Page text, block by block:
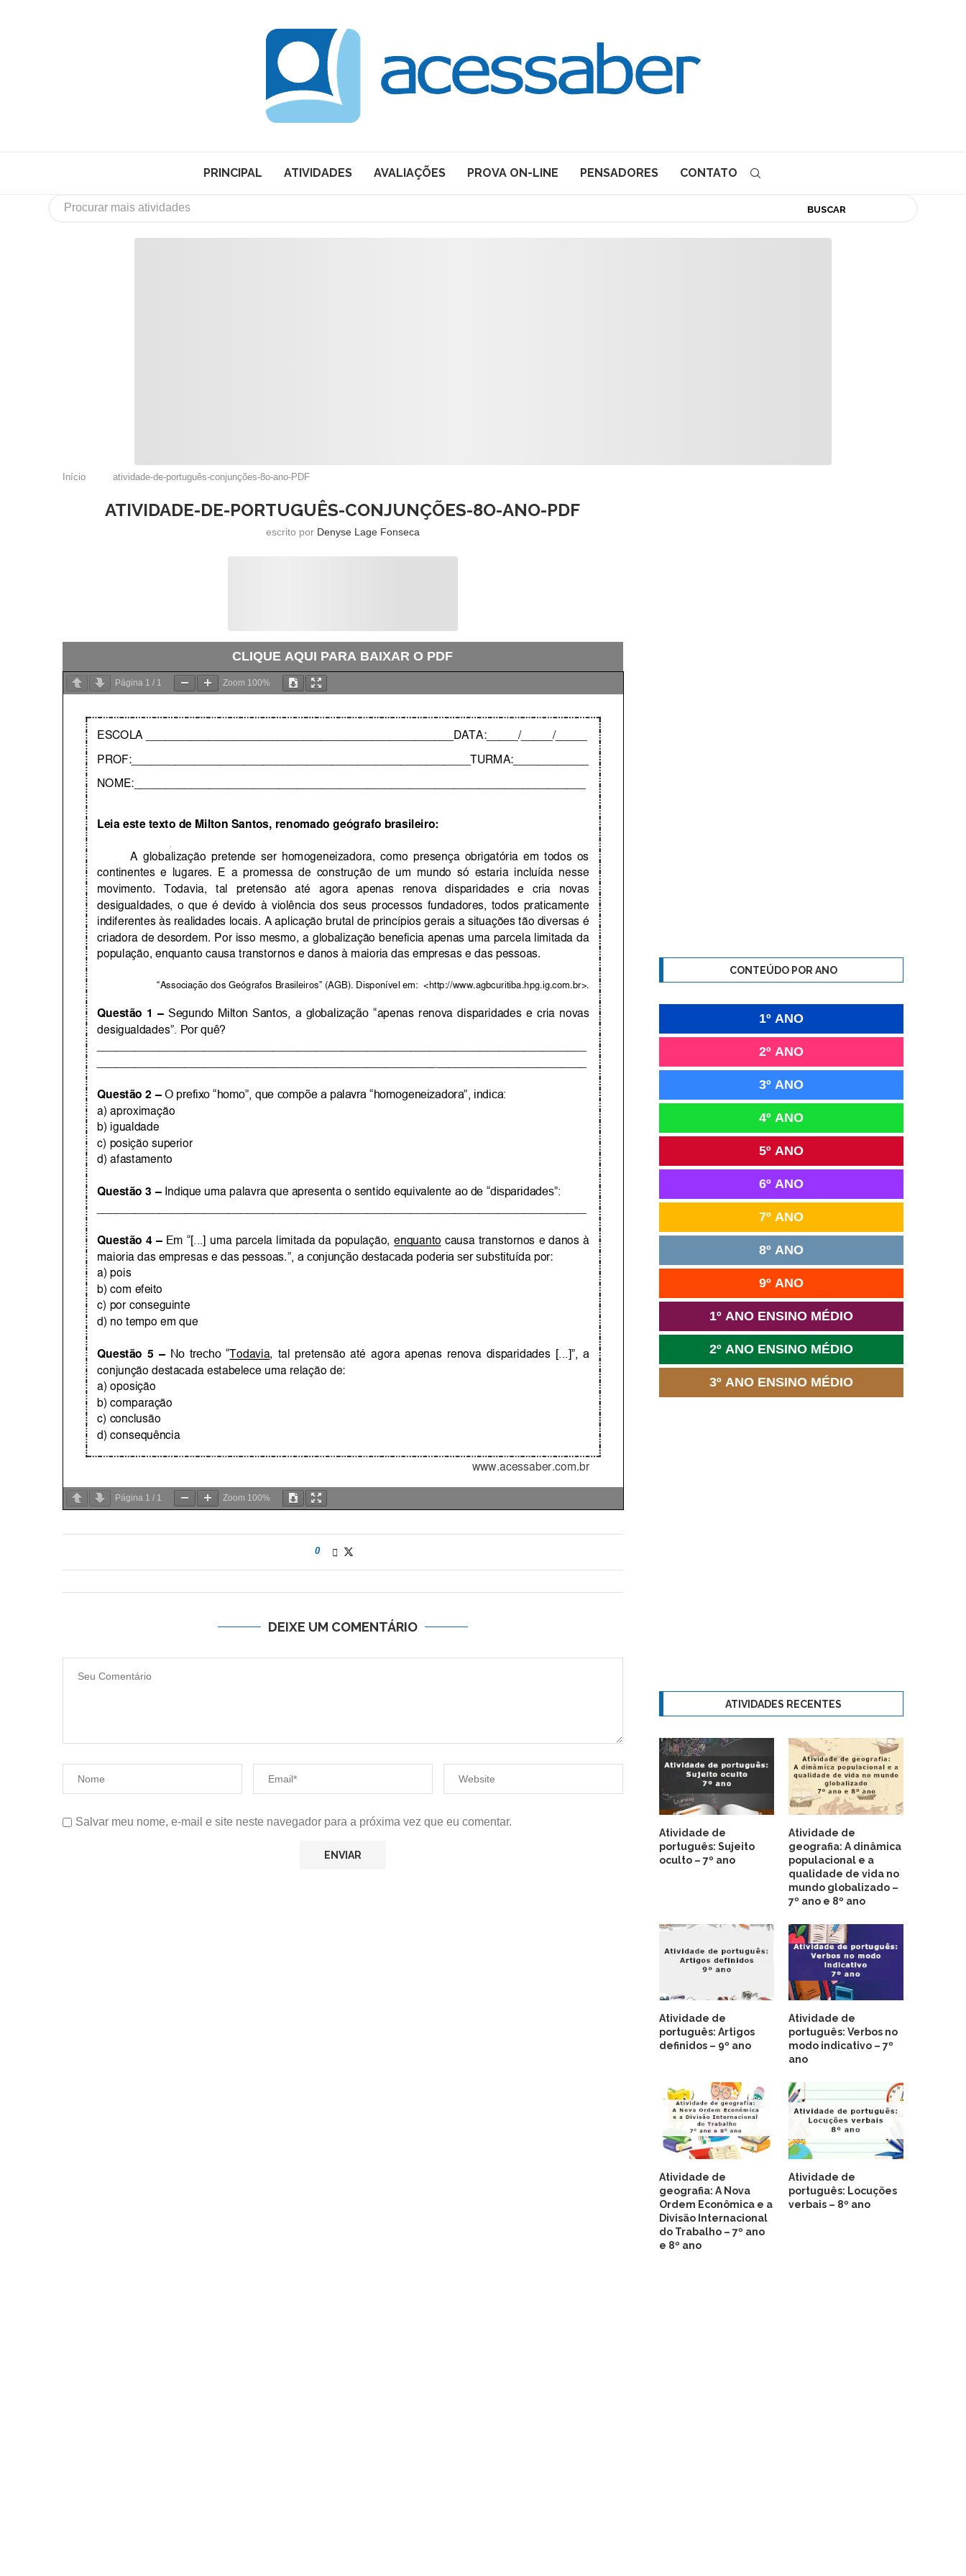
PRINCIPAL ATIVIDADES AVALIAÇÕES PROVA ON-LINE PENSADORES CONTATO
BUSCAR
Início atividade-de-português-conjunções-8o-ano-PDF
ATIVIDADE-DE-PORTUGUÊS-CONJUNÇÕES-8O-ANO-PDF
escrito por Denyse Lage Fonseca
CLIQUE AQUI PARA BAIXAR O PDF
Página 1 / 1 Zoom 100%
Página 1 / 1 Zoom 100%
0
DEIXE UM COMENTÁRIO
Salvar meu nome, e-mail e site neste navegador para a próxima vez que eu comentar.
CONTEÚDO POR ANO
1º ANO
2º ANO
3º ANO
4º ANO
5º ANO
6º ANO
7º ANO
8º ANO
9º ANO
1º ANO ENSINO MÉDIO
2º ANO ENSINO MÉDIO
3º ANO ENSINO MÉDIO
ATIVIDADES RECENTES
Atividade de
português: Sujeito
oculto – 7º ano
Atividade de
geografia: A dinâmica
populacional e a
qualidade de vida no
mundo globalizado –
7º ano e 8º ano
Atividade de
português: Artigos
definidos – 9º ano
Atividade de
português: Verbos no
modo indicativo – 7º
ano
Atividade de
geografia: A Nova
Ordem Econômica e a
Divisão Internacional
do Trabalho – 7º ano
e 8º ano
Atividade de
português: Locuções
verbais – 8º ano